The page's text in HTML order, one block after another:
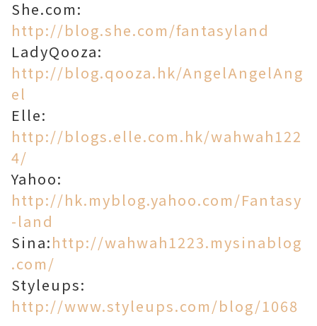
She.com:
http://blog.she.com/fantasyland
LadyQooza:
http://blog.qooza.hk/AngelAngelAng
el
Elle:
http://blogs.elle.com.hk/wahwah122
4/
Yahoo:
http://hk.myblog.yahoo.com/Fantasy
-land
Sina:http://wahwah1223.mysinablog
.com/
Styleups:
http://www.styleups.com/blog/1068